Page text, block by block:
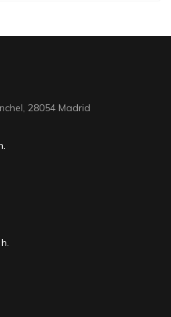
28054 Madrid